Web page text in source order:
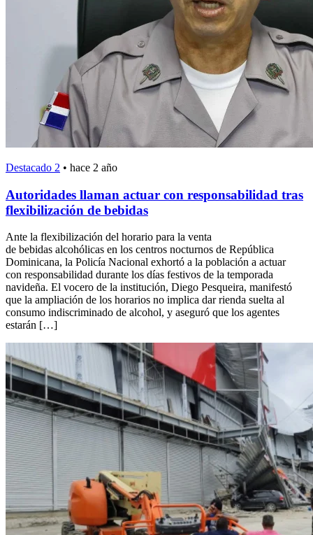
Destacado 2 • hace 2 año
Autoridades llaman actuar con responsabilidad tras
flexibilización de bebidas
Ante la flexibilización del horario para la venta
de bebidas alcohólicas en los centros nocturnos de República
Dominicana, la Policía Nacional exhortó a la población a actuar
con responsabilidad durante los días festivos de la temporada
navideña. El vocero de la institución, Diego Pesqueira, manifestó
que la ampliación de los horarios no implica dar rienda suelta al
consumo indiscriminado de alcohol, y aseguró que los agentes
estarán […]